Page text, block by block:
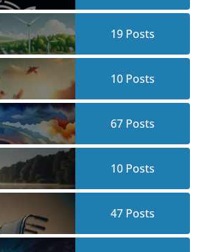
19Posts
10Posts
67Posts
10Posts
47Posts